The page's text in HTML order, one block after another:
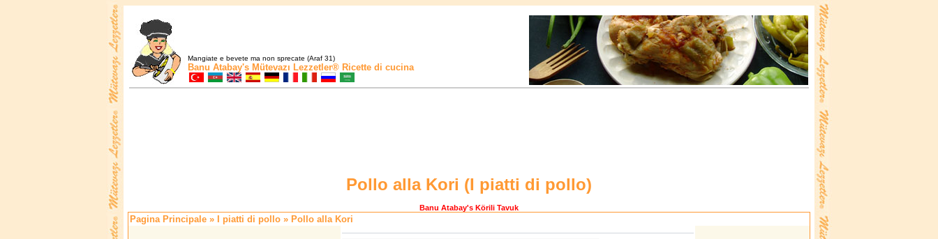
Mangiate e bevete ma non sprecate (Araf 31)
Banu Atabay's Mütevazı Lezzetler® Ricette di cucina
Pollo alla Kori (I piatti di pollo)
Banu Atabay's Körili Tavuk
Pagina Principale » I piatti di pollo » Pollo alla Kori